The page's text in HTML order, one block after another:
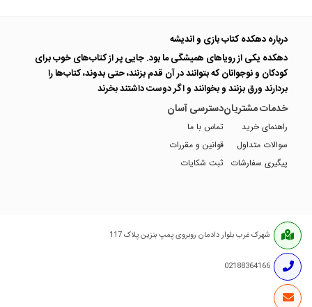
درباره دهکده کتاب بازی و اندیشه
دهکده یکی از رویاهای همیشگی ما بود. جایی پر از کتاب‌های خوب برای
کودکان و نوجوانان که بتوانند در آن قدم بزنند، حتی بدوند، کتاب‌ها را
بردارند ورق بزنند و بخوانند و اگر دوست داشتند بخرند
خدمات مشتریان
راهنمای خرید
سوالات متداول
پیگیری سفارشات
دسترسی آسان
تماس با ما
قوانین و مقررات
ثبت شکایات
شهرک غرب بلوار دادمان روبروی پمپ بنزین پلاک 117
02188364166